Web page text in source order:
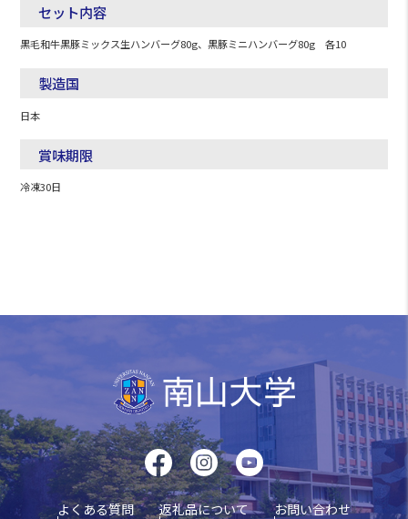
セット内容
黒毛和牛黒豚ミックス生ハンバーグ80g、黒豚ミニハンバーグ80g 各10
製造国
日本
賞味期限
冷凍30日
よくある質問 返礼品について お問い合わせ